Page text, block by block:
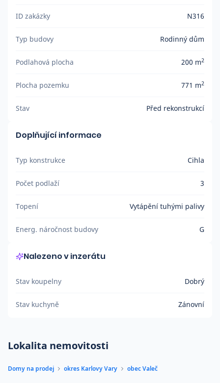
ID zakázky N316
Typ budovy Rodinný dům
Podlahová plocha 200 m2
Plocha pozemku 771 m2
Stav Před rekonstrukcí
Doplňující informace
Typ konstrukce Cihla
Počet podlaží 3
Topení Vytápění tuhými palivy
Energ. náročnost budovy G
Nalezeno v inzerátu
Stav koupelny Dobrý
Stav kuchyně Zánovní
Lokalita nemovitosti
Domy na prodej okres Karlovy Vary obec Valeč